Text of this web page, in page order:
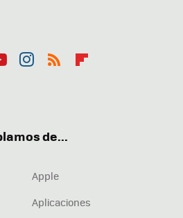
de...
Apple
Aplicaciones